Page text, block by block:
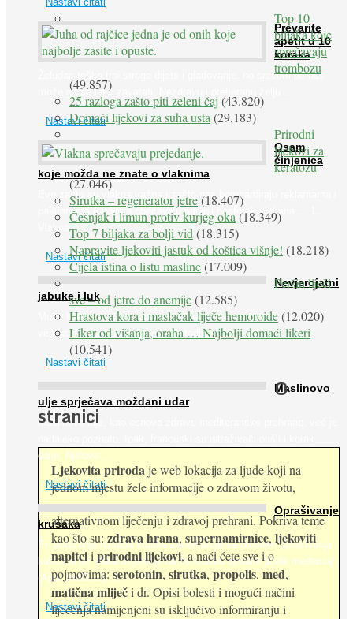
Prevarite
apetit u 10
koraka
Želudac teško trpi stroge dijete i gladovanje, no srećom po nas
može ga se lako zavarati. Nezdravu i pretjeranu želju ...
Nastavi čitati
Osam
činjenica
koje možda ne znate o vlaknima
Evo zašto su vlakna važna i zašto nas bombardiraju reklamama i
pakiranjima u kojima obećavaju najviši postotak vlakana ... 1.
Vlakna ...
Nastavi čitati
Nevjerojatni
jabuke i luk
Muče li vas tegobe vezane uz srce, oči i živce, od kojih pati
većina dijabetičara u kasnijem stadiju bolesti, jabuke ...
Nastavi čitati
Maslinovo
ulje sprječava moždani udar
Maslinovo ulje, kao osnova zdrave mediteranske prehrane, već je
dalje. Njihovo ...
Nastavi čitati
Oprašivanje
krušaka
Pri podizanju nasada kruške zanemaruje se problem oprašivanja
kukcima jer vlada uvjerenje da će krušku oprašiti pčele medarice
(Apis mellifera). ...
Nastavi čitati
Top 10
biljaka koje
sprečavaju
trombozu
(49.857)
25 razloga zašto piti zeleni čaj(43.820)
Domaći lijekovi za suha usta (29.183)
Prirodni
lijekovi za
keratozu
(27.046)
Sirutka – regenerator jetre(18.407)
Češnjak i limun protiv kurjeg oka (18.349)
Top 7 biljaka za bolji vid (18.315)
Napravite ljekoviti jastuk od koštica višnje! (18.218)
Cijela istina o listu masline(17.009)
Peršin liječi
sve – od jetre do anemije(12.585)
Hrastova kora i maslačak liječe hemoroide(12.020)
Liker od višanja, oraha … Najbolji domaći likeri
(10.541)
O
stranici
Ljekovita priroda je web lokacija za ljude koji na
jednom mjestu žele informacije o zdravom životu,
alternativnom liječenju i zdravoj prehrani. Pokriva teme
kao što su: zdrava hrana, supernamirnice, ljekoviti
napitciiprirodni lijekovi, a naći ćete sve i o
pojmovima: serotonin, sirutka, propolis, med,
matična mliječi dr. Opisi bolesti i mogući načini
liječenja namijenjeni su isključivo informiranju i